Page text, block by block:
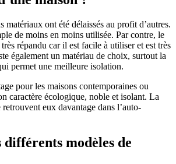
matériaux ont été délaissés au profit d’autres.
de moins en moins utilisée. Par contre, le
répandu car il est facile à utiliser et est très
également un matériau de choix, surtout la
permet une meilleure isolation.
pour les maisons contemporaines ou
caractère écologique, noble et isolant. La
retrouvent eux davantage dans l’auto-
différents modèles de